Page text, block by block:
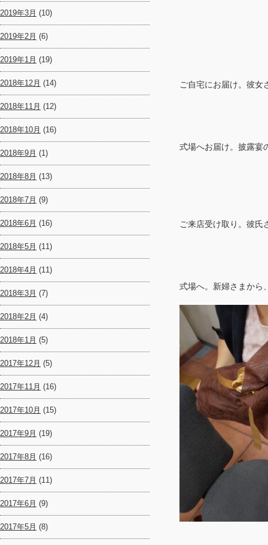
ご自宅にお届け。彼女
式場へお届け。披露宴
ご来店受け取り。彼氏
式場へ。新婦さまから
2019年3月 (10)
2019年2月 (6)
2019年1月 (19)
2018年12月 (14)
2018年11月 (12)
2018年10月 (16)
2018年9月 (1)
2018年8月 (13)
2018年7月 (9)
2018年6月 (16)
2018年5月 (11)
2018年4月 (11)
2018年3月 (7)
2018年2月 (4)
2018年1月 (5)
2017年12月 (5)
2017年11月 (16)
2017年10月 (15)
2017年9月 (19)
2017年8月 (16)
2017年7月 (11)
2017年6月 (9)
2017年5月 (8)